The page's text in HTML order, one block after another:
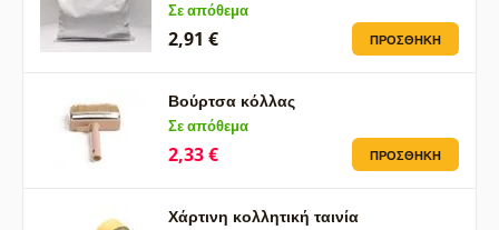
Σε απόθεμα
2,91 € ΠΡΟΣΘΉΚΗ
Βούρτσα κόλλας
Σε απόθεμα
2,33 € ΠΡΟΣΘΉΚΗ
Χάρτινη κολλητική ταινία